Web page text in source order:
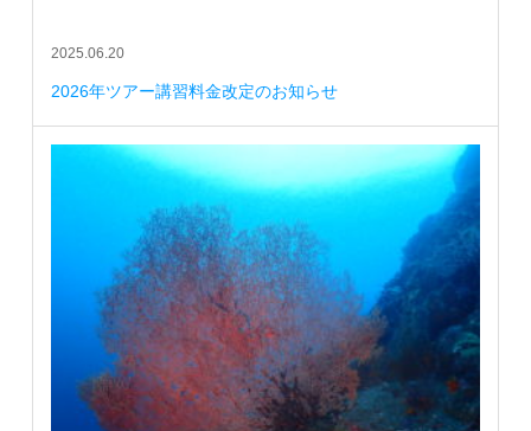
2025.06.20
2026年ツアー講習料金改定のお知らせ